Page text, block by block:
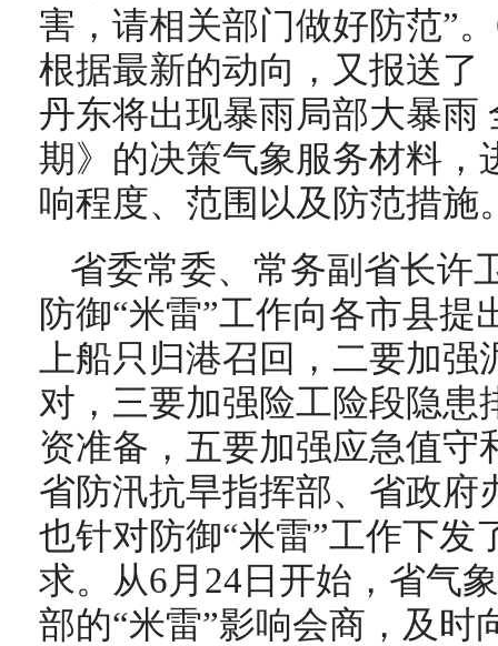
害，请相关部门做好防范”
根据最新的动向，又报送了
丹东将出现暴雨局部大暴雨
期》的决策气象服务材料，
响程度、范围以及防范措施
省委常委、常务副省长许
防御“米雷”工作向各市县
上船只归港召回，二要加
对，三要加强险工险段隐患
资准备，五要加强应急值守
省防汛抗旱指挥部、省政府
也针对防御“米雷”工作下发
求。从6月24日开始，省气
部的“米雷”影响会商，及时